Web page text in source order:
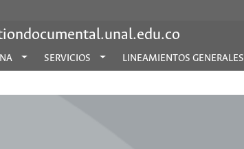
SERVICIOS LINEAMIENTOS GENERALES